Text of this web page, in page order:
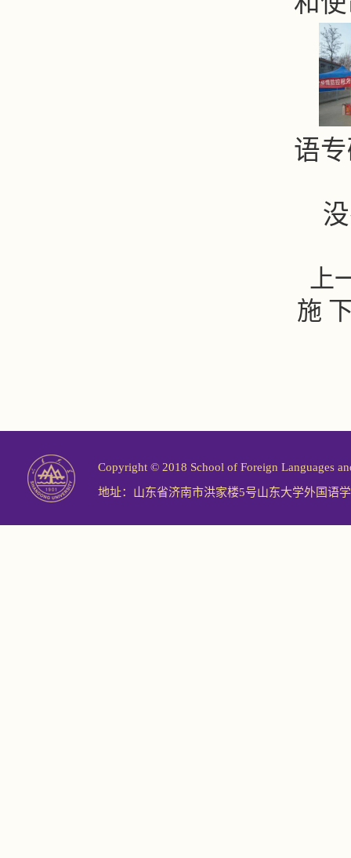
语
上
施
Copyright © 2018 School of Foreign Languages
地址：山东省济南市洪家楼5号山东大学外国语